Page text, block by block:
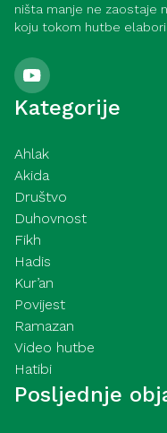
ništa manje ne zaostaje
koju tokom hutbe
Kategorije
Ahlak
Akida
Društvo
Duhovnost
Fikh
Hadis
Kur’an
Povijest
Ramazan
Video hutbe
Hatibi
Posljednje